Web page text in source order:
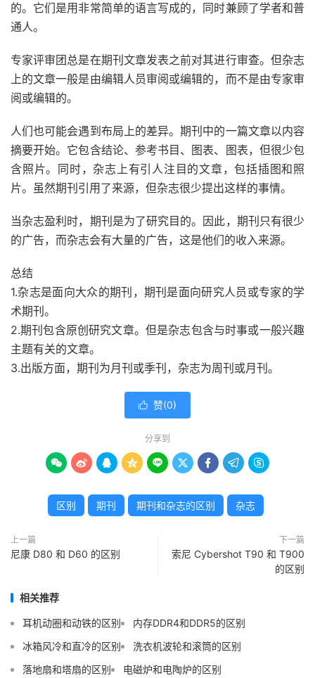
的。它们是用非常简单的语言写成的，同时兼顾了学者和普
通人。
专家评审团总是在期刊文章发表之前对其进行审查。但杂志
上的文章一般是由编辑人员审阅或编辑的，而不是由专家审
阅或编辑的。
人们也可能会遇到布局上的差异。期刊中的一篇文章以内容
摘要开始。它包含结论、参考书目、图表、图表，但很少包
含照片。同时，杂志上有引人注目的文章，包括插图和照
片。虽然期刊引用了来源，但杂志很少提出这样的事情。
当杂志盈利时，期刊是为了研究目的。因此，期刊只有很少
的广告，而杂志会有大量的广告，这是他们的收入来源。
总结
1.杂志是面向大众的期刊，期刊是面向研究人员或专家的学
术期刊。
2.期刊包含原创研究文章。但是杂志包含与时事或一般兴趣
主题有关的文章。
3.出版方面，期刊为月刊或季刊，杂志为周刊或月刊。
 赞(0)
分享到
        
区别 期刊 期刊和杂志的区别 杂志
上一篇
尼康 D80 和 D60 的区别
下一篇
索尼 Cyber​​shot T90 和 T900
的区别
相关推荐
耳机动圈和动铁的区别
内存DDR4和DDR5的区别
冰箱风冷和直冷的区别
洗衣机波轮和滚筒的区别
落地扇和塔扇的区别
电磁炉和电陶炉的区别